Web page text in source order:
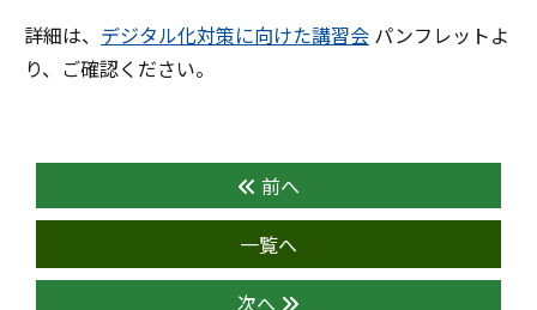
詳細は、 デジタル化対策に向けた講習会 パンフレットよ
り、ご確認ください。
前へ
一覧へ
次へ